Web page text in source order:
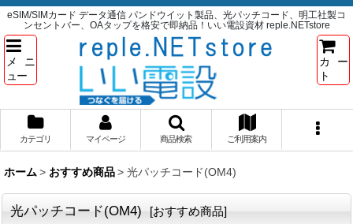
eSIM/SIMカード データ通信 パンドウイット製品、光パッチコード、明工社製コ
ンセントバー、OAタップを格安で即納品！いい電設資材 reple.NETstore
メニ
ュー
カー
ト
カテゴリ マイページ 商品検索 ご利用案内
ホーム > おすすめ商品> 光パッチコード(OM4)
光パッチコード(OM4) [おすすめ商品]